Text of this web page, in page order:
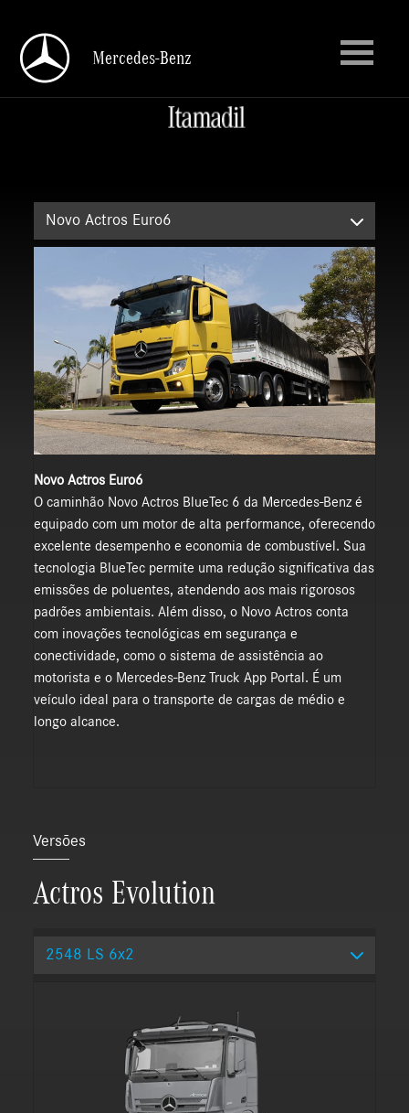
Mercedes-Benz
Novo Actros Euro6
Novo Actros Euro6
O caminhão Novo Actros BlueTec 6 da Mercedes-Benz é
equipado com um motor de alta performance, oferecendo
excelente desempenho e economia de combustível. Sua
tecnologia BlueTec permite uma redução significativa das
emissões de poluentes, atendendo aos mais rigorosos
padrões ambientais. Além disso, o Novo Actros conta
com inovações tecnológicas em segurança e
conectividade, como o sistema de assistência ao
motorista e o Mercedes-Benz Truck App Portal. É um
veículo ideal para o transporte de cargas de médio e
longo alcance.
Versões
Actros Evolution
2548 LS 6x2
Mercedes-Benz